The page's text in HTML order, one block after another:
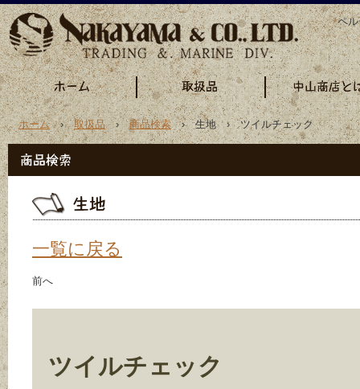
ペ
ホーム›取扱品›商品検索› 生地 › ツイルチェック
一覧に戻る
前へ
ツイルチェック